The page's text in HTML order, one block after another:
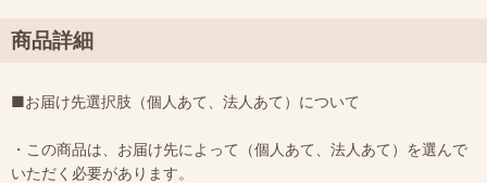
商品詳細
■お届け先選択肢（個人あて、法人あて）について
・この商品は、お届け先によって（個人あて、法人あて）を選んで
いただく必要があります。